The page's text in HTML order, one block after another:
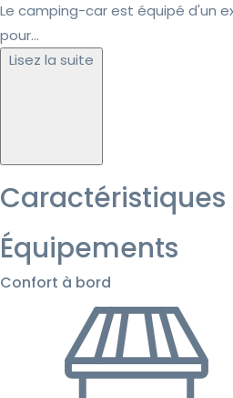
Le camping-car est équipé d'un
pour...
Lisez la suite
Caractéristiques
Équipements
Confort à bord